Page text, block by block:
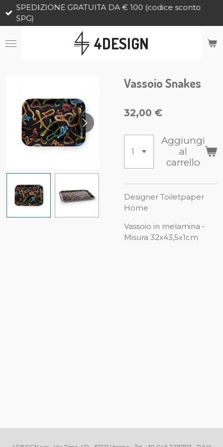
Vai
principale
4DESIGN
SPEDIZIONE GRATUITA DA € 100 (codice sconto
SPG)
Vassoio Snakes
32,00 €
Aggiungi
al
carrello
Designer Toiletpaper
Home
Vassoio in melamina -
Misura 32x43,5x1cm